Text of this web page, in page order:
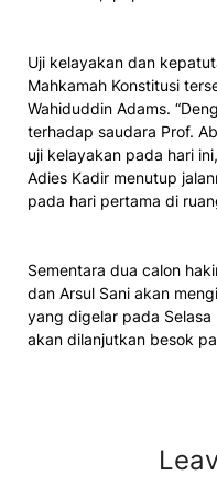
Uji kelayakan dan
Mahkamah Konstitusi
Wahiduddin Adams.
terhadap saudara Prof.
uji kelayakan pada hari
Adies Kadir menutup
pada hari pertama di
Sementara dua calon
dan Arsul Sani akan
yang digelar pada
akan dilanjutkan besok